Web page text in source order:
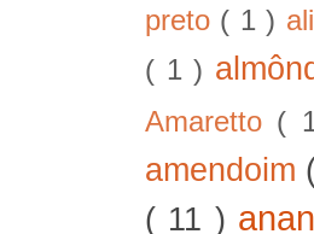
preto ( 1 )
( 1 )
Amaretto (
amendoim
( 11 )